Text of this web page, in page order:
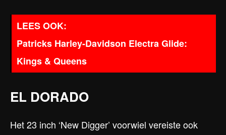
Patricks Harley-Davidson Electra Glide:
Kings & Queens
EL DORADO
Het 23 inch ‘New Digger’ voorwiel vereiste ook